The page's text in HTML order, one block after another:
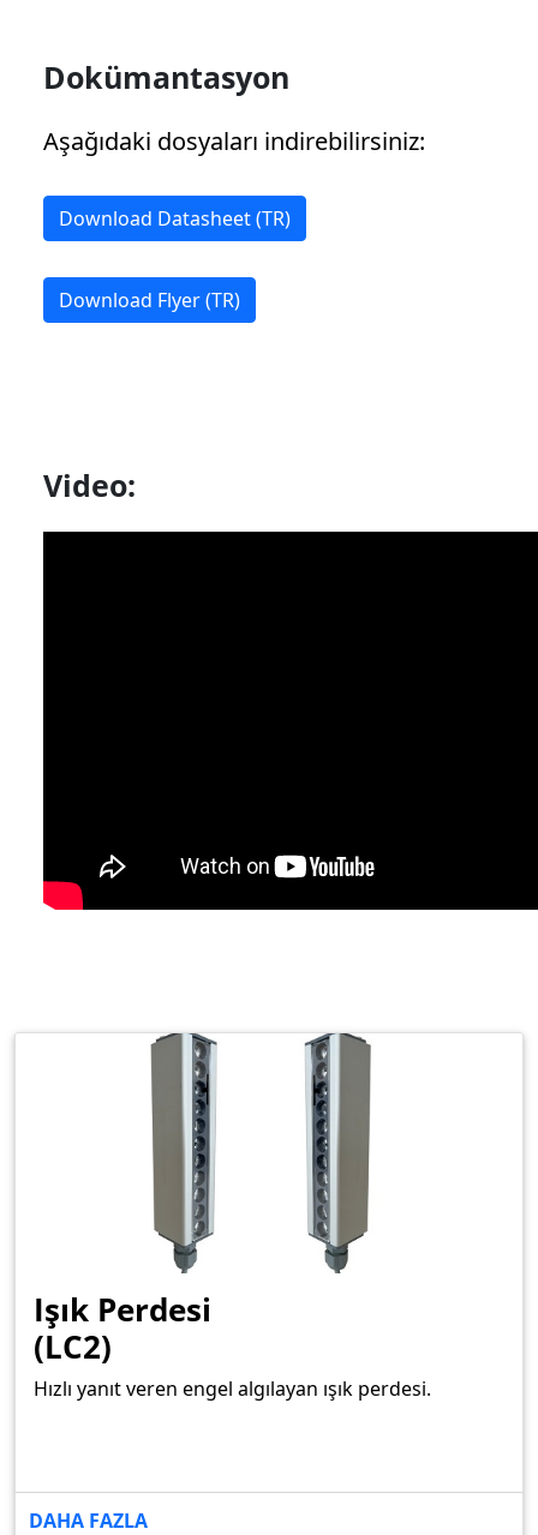
Dokümantasyon
Aşağıdaki dosyaları indirebilirsiniz:
Download Datasheet (TR)
Download Flyer (TR)
Video:
Işık Perdesi
(LC2)
Hızlı yanıt veren engel algılayan ışık perdesi.
DAHA FAZLA